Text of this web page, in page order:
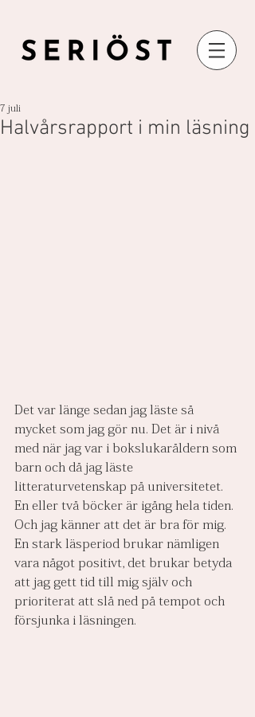
Halvårsrapport i min läsning
7 juli
Det var länge sedan jag läste så
mycket som jag gör nu. Det är i nivå
med när jag var i bokslukaråldern som
barn och då jag läste
litteraturvetenskap på universitetet.
En eller två böcker är igång hela tiden.
Och jag känner att det är bra för mig.
En stark läsperiod brukar nämligen
vara något positivt, det brukar betyda
att jag gett tid till mig själv och
prioriterat att slå ned på tempot och
försjunka i läsningen.